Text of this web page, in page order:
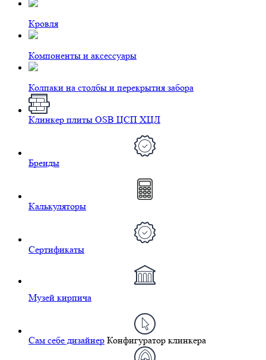
Кровля
Компоненты и аксессуары
Колпаки на столбы и перекрытия забора
Клинкер плиты OSB ЦСП ХЦЛ
Бренды
Калькуляторы
Сертификаты
Музей кирпича
Сам себе дизайнер Конфигуратор клинкера